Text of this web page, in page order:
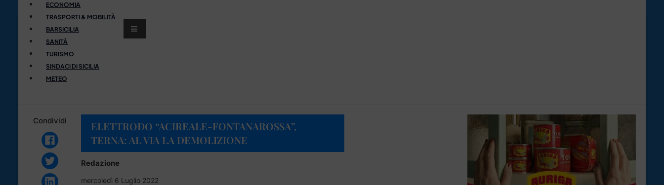
ECONOMIA
TRASPORTI & MOBILITÀ
BARSICILIA
SANITÀ
TURISMO
SINDACI DI SICILIA
METEO
Condividi
ELETTRODO “ACIREALE-FONTANAROSSA”,
TERNA: AL VIA LA DEMOLIZIONE
Redazione
mercoledì 6 Luglio 2022